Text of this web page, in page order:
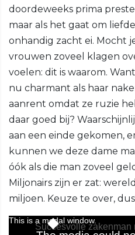
doordeweeks prima
maar als het gaat om
onhandig zacht ei. Mocht
vrouwen zoveel klagen
voelen: dit is waarom.
nu charmant als haar
aanrent omdat ze ruzie
daar goed bij?
aan een einde gekomen,
kunnen we deze dame
óók als die man zoveel
Miljonairs zijn er zat:
miljoen. Keuze te over,